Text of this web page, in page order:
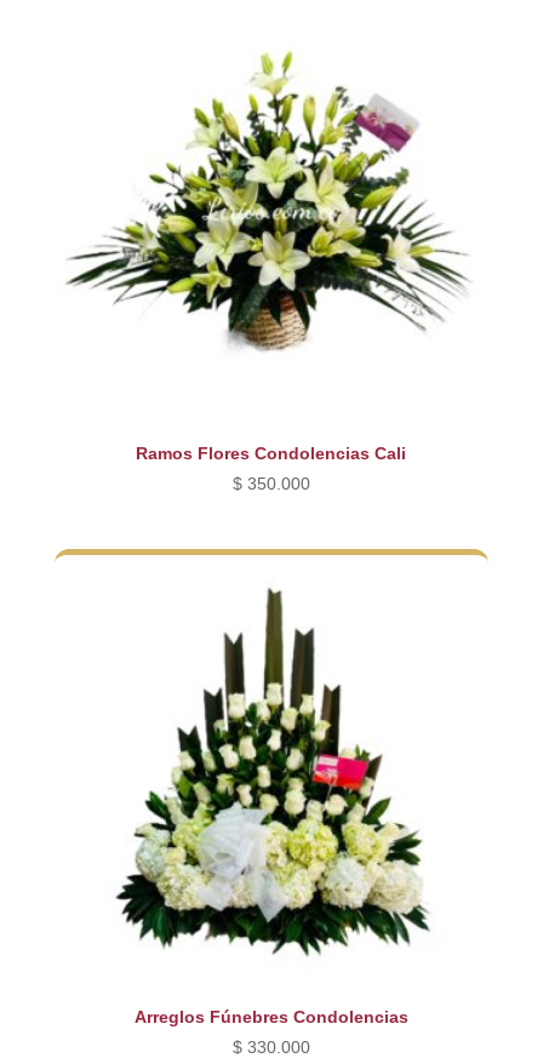
Ramos Flores Condolencias Cali
$350.000
Arreglos Fúnebres Condolencias
$330.000